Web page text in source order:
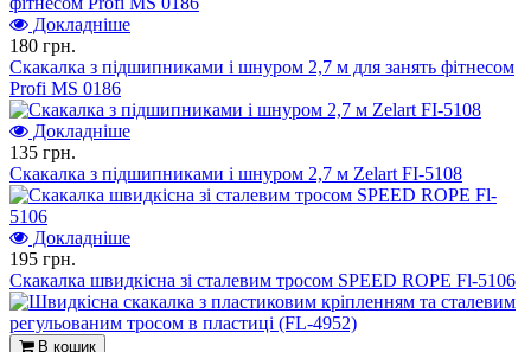
Докладніше
180 грн.
Скакалка з підшипниками і шнуром 2,7 м для занять фітнесом
Profi MS 0186
Докладніше
135 грн.
Скакалка з підшипниками і шнуром 2,7 м Zelart FI-5108
Докладніше
195 грн.
Скакалка швидкісна зі сталевим тросом SPEED ROPE Fl-5106
В кошик